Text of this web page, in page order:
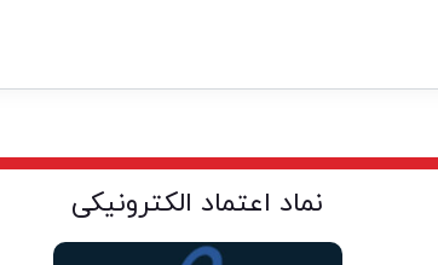
نماد اعتماد الکترونیکی